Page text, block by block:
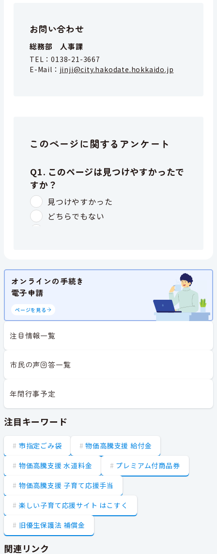
お問い合わせ
総務部 人事課
TEL：0138-21-3667
E-Mail： jinji@city.hakodate.hokkaido.jp
このページに関するアンケート
オンラインの手続き
電子申請
ページを見る
注目情報一覧
市民の声回答一覧
年間行事予定
注目キーワード
市指定ごみ袋 物価高騰支援 給付金
物価高騰支援 水道料金 プレミアム付商品券
物価高騰支援 子育て応援手当
楽しい子育て応援サイト はこすく
旧優生保護法 補償金
関連リンク